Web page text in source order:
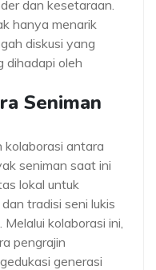
dan kesetaraan.
hanya menarik
diskusi yang
dihadapi oleh
Seniman
kolaborasi antara
seniman saat ini
lokal untuk
tradisi seni lukis
kolaborasi ini,
pengrajin
generasi